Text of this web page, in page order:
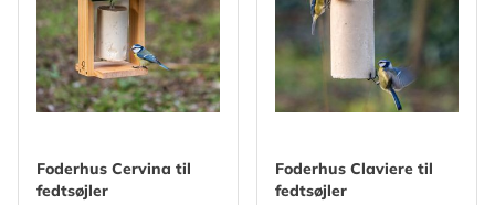
Foderhus Cervina til
fedtsøjler
Foderhus Claviere til
fedtsøjler